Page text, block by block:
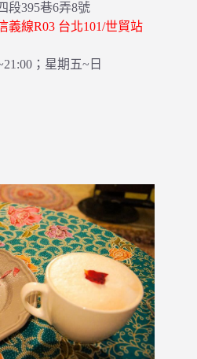
段395巷6弄8號
義線R03 台北101/世貿站
；星期五~日